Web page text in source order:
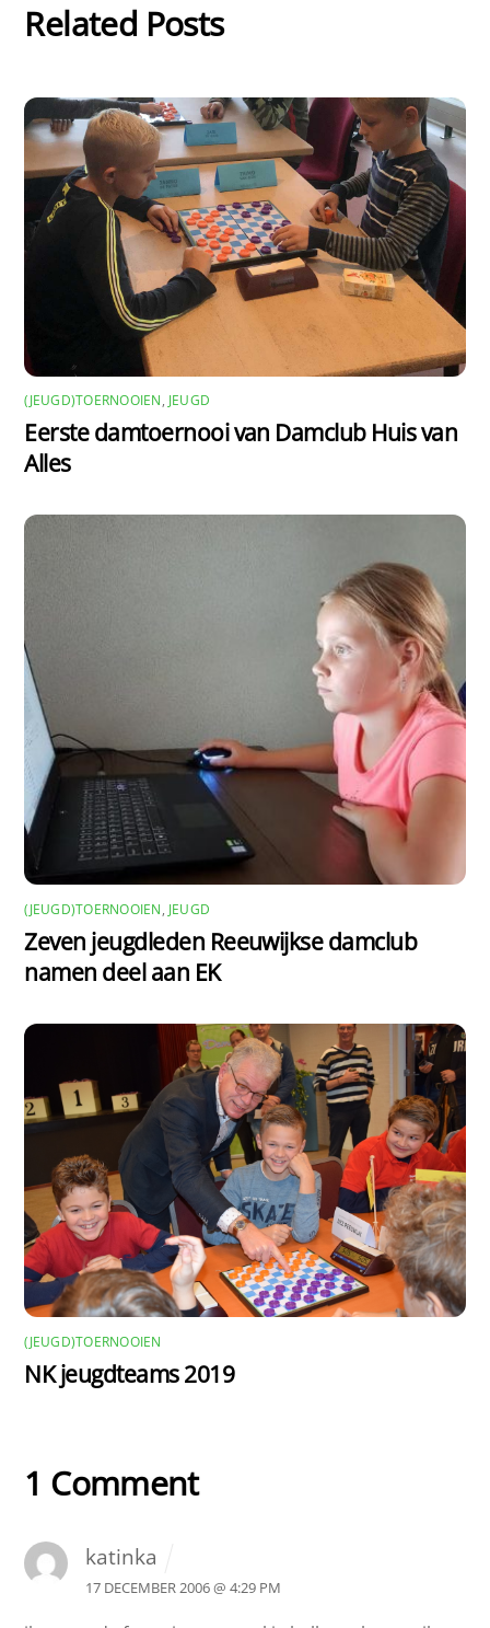
Related Posts
(JEUGD)TOERNOOIEN, JEUGD
Eerste damtoernooi van Damclub Huis van
Alles
(JEUGD)TOERNOOIEN, JEUGD
Zeven jeugdleden Reeuwijkse damclub
namen deel aan EK
(JEUGD)TOERNOOIEN
NK jeugdteams 2019
1 Comment
katinka
17 DECEMBER 2006 @ 4:29 PM